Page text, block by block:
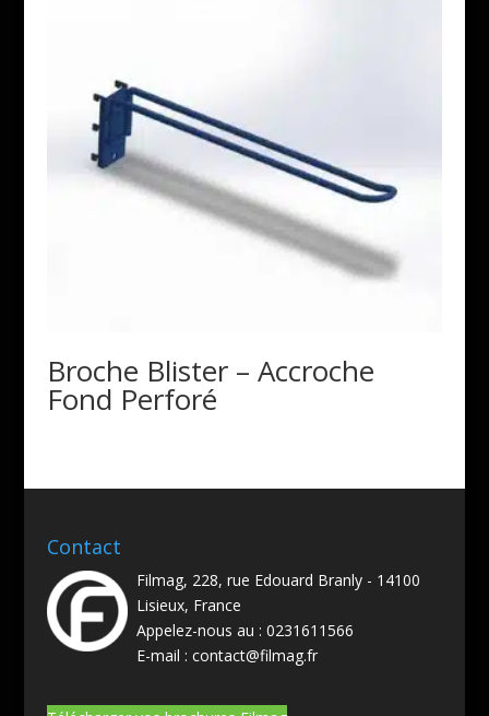
Broche Blister – Accroche
Fond Perforé
Contact
Filmag, 228, rue Edouard Branly - 14100
Lisieux, France
Appelez-nous au : 0231611566
E-mail : contact@filmag.fr